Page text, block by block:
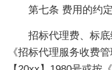
第七条 费用的约
招标代理费、标
《招标代理服务收费